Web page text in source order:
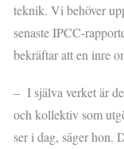
teknik. Vi behöver
senaste IPCC-
bekräftar att en inre
– I själva verket är
och kollektiv som
ser i dag, säger hon.